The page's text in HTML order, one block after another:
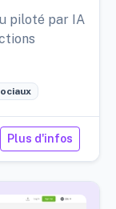
piloté par IA
Plus d'infos